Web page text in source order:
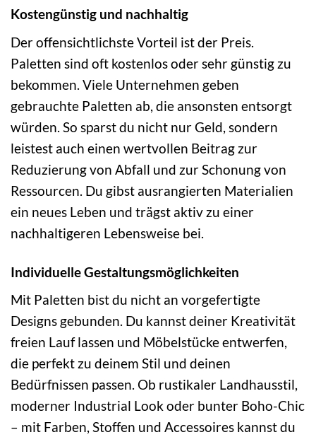
Kostengünstig und nachhaltig
Der offensichtlichste Vorteil ist der Preis.
Paletten sind oft kostenlos oder sehr günstig zu
bekommen. Viele Unternehmen geben
gebrauchte Paletten ab, die ansonsten entsorgt
würden. So sparst du nicht nur Geld, sondern
leistest auch einen wertvollen Beitrag zur
Reduzierung von Abfall und zur Schonung von
Ressourcen. Du gibst ausrangierten Materialien
ein neues Leben und trägst aktiv zu einer
nachhaltigeren Lebensweise bei.
Individuelle Gestaltungsmöglichkeiten
Mit Paletten bist du nicht an vorgefertigte
Designs gebunden. Du kannst deiner Kreativität
freien Lauf lassen und Möbelstücke entwerfen,
die perfekt zu deinem Stil und deinen
Bedürfnissen passen. Ob rustikaler Landhausstil,
moderner Industrial Look oder bunter Boho-Chic
– mit Farben, Stoffen und Accessoires kannst du